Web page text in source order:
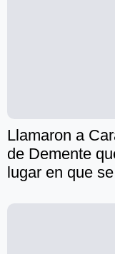
Llamaron a
de Demente
lugar en que